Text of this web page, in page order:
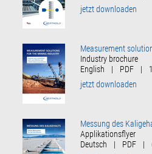
jetzt downloaden
Measurement
Industry brochure
English
| PDF |
jetzt downloaden
Messung des
Applikationsflyer
Deutsch
| PDF |